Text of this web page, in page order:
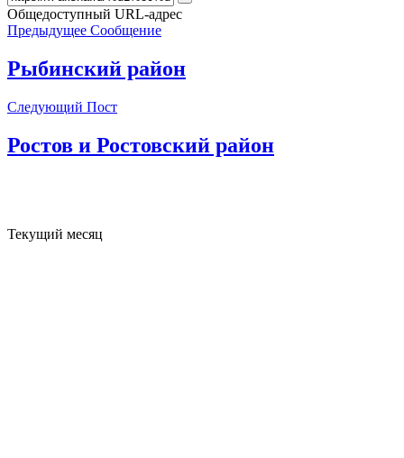
Общедоступный URL-адрес
Предыдущее Сообщение
Рыбинский район
Следующий Пост
Ростов и Ростовский район
Текущий месяц